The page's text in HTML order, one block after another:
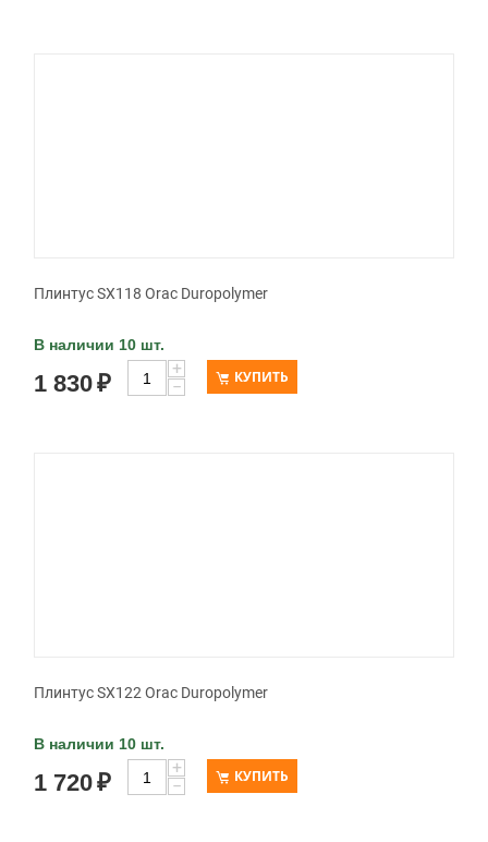
Плинтус SX118 Orac Duropolymer
В наличии 10 шт.
1 830₽
+
−
КУПИТЬ
Плинтус SX122 Orac Duropolymer
В наличии 10 шт.
1 720₽
+
−
КУПИТЬ